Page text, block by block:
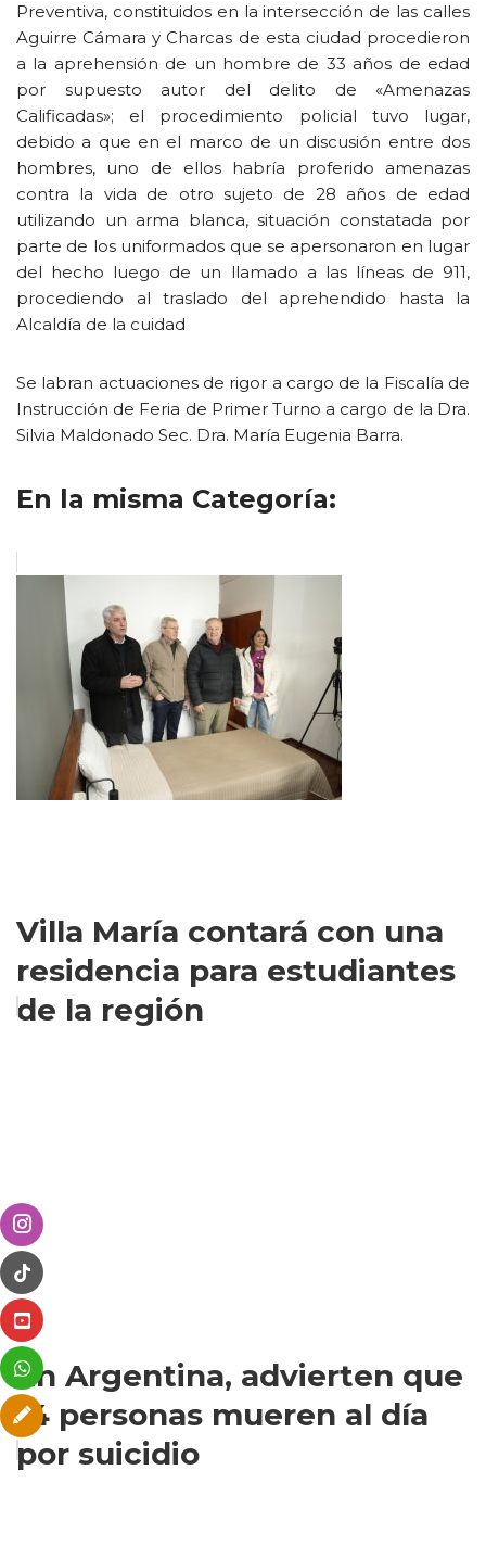
Preventiva, constituidos en la intersección de las calles
Aguirre Cámara y Charcas de esta ciudad procedieron
a la aprehensión de un hombre de 33 años de edad
por supuesto autor del delito de «Amenazas
Calificadas»; el procedimiento policial tuvo lugar,
debido a que en el marco de un discusión entre dos
hombres, uno de ellos habría proferido amenazas
contra la vida de otro sujeto de 28 años de edad
utilizando un arma blanca, situación constatada por
parte de los uniformados que se apersonaron en lugar
del hecho luego de un llamado a las líneas de 911,
procediendo al traslado del aprehendido hasta la
Alcaldía de la cuidad
Se labran actuaciones de rigor a cargo de la Fiscalía de
Instrucción de Feria de Primer Turno a cargo de la Dra.
Silvia Maldonado Sec. Dra. María Eugenia Barra.
En la misma Categoría:
Villa María contará con una
residencia para estudiantes
de la región
En Argentina, advierten que
14 personas mueren al día
por suicidio